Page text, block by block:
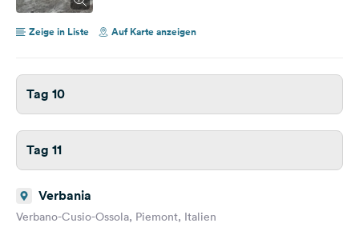
Zeige in Liste Auf Karte anzeigen
Tag 10
Tag 11
Verbania
Verbano-Cusio-Ossola, Piemont, Italien